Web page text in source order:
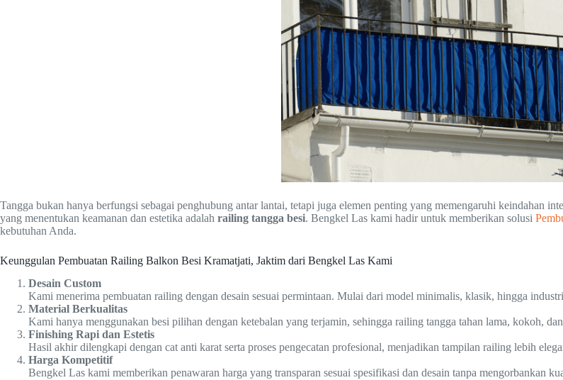
Tangga bukan hanya berfungsi sebagai penghubung antar lantai, tetapi juga elemen penting yang memengaruhi keindahan
yang menentukan keamanan dan estetika adalah railing tangga besi. Bengkel Las kami hadir untuk memberikan solusi
kebutuhan Anda.
Keunggulan Pembuatan Railing Balkon Besi Kramatjati, Jaktim dari Bengkel Las Kami
Desain Custom
Kami menerima pembuatan railing dengan desain sesuai permintaan. Mulai dari model minimalis, klasik, hingga
Material Berkualitas
Kami hanya menggunakan besi pilihan dengan ketebalan yang terjamin, sehingga railing tangga tahan lama, kokoh,
Finishing Rapi dan Estetis
Hasil akhir dilengkapi dengan cat anti karat serta proses pengecatan profesional, menjadikan tampilan railing lebih
Harga Kompetitif
Bengkel Las kami memberikan penawaran harga yang transparan sesuai spesifikasi dan desain tanpa mengorbankan